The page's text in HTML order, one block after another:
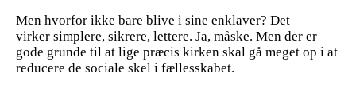
Men hvorfor ikke bare blive i sine enklaver? Det
virker simplere, sikrere, lettere. Ja, måske. Men der er
gode grunde til at lige præcis kirken skal gå meget op i at
reducere de sociale skel i fællesskabet.